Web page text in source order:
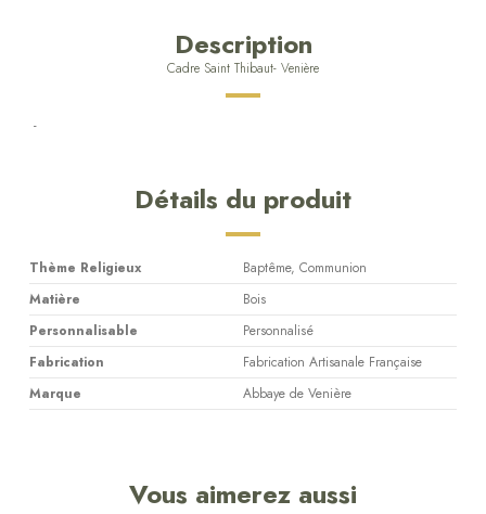
Description
Cadre Saint Thibaut- Venière
-
Détails du produit
Thème Religieux
Baptême, Communion
Matière
Bois
Personnalisable
Personnalisé
Fabrication
Fabrication Artisanale Française
Marque
Abbaye de Venière
Vous aimerez aussi